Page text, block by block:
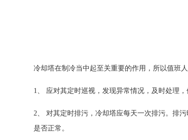
冷却塔在制冷当中起至关重要的作用，所以值班
1、 应对其定时巡视，发现异常情况，及时处理
2、 对其定时排污，冷却塔应每天一次排污。排
是否正常。